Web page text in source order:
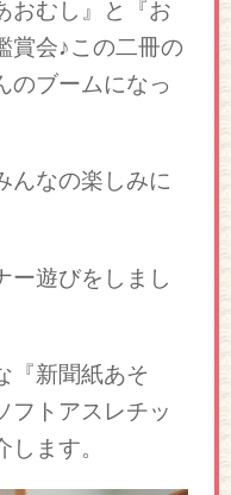
おむし』と『お
賞会♪この二冊の
のブームになっ
んなの楽しみに
ー遊びをしまし
『新聞紙あそ
フトアスレチッ
ます。